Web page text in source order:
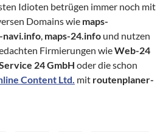
Idioten betrügen immer noch mit
Domains wie maps-
navi.info, maps-24.info und nutzen
Firmierungen wieWeb-24
24 GmbH oder die schon
Content Ltd. mit routenplaner-
Routenplanung Reloaded